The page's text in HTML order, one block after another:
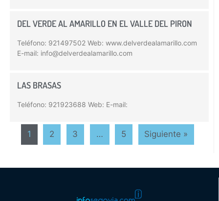
DEL VERDE AL AMARILLO EN EL VALLE DEL PIRON
Teléfono: 921497502 Web: www.delverdealamarillo.com
E-mail: info@delverdealamarillo.com
LAS BRASAS
Teléfono: 921923688 Web: E-mail:
1 2 3 … 5 Siguiente »